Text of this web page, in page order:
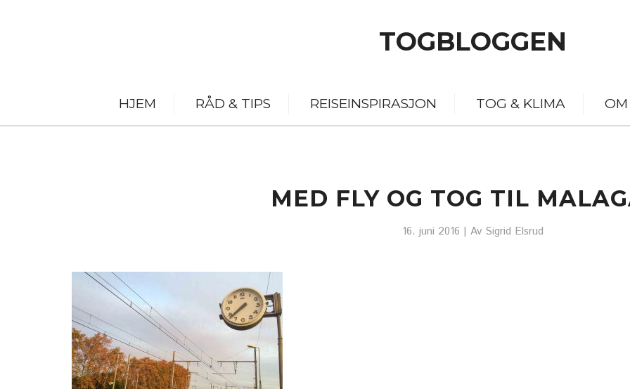
TOGBLOGGEN
HJEM RÅD & TIPS REISEINSPIRASJON TOG & KLIMA OM
MED FLY OG TOG TIL
16. juni 2016 | Av Sigrid Elsrud